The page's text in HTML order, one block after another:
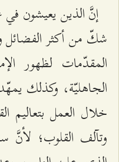
إنَّ الذين يعيشون في
شكّ من أكثر الفضائل
المقدّمات لظهور
الجاهليّة، وكذلك
خلال العمل بتعاليم
وتآلف القلوب؛ لأنَّ